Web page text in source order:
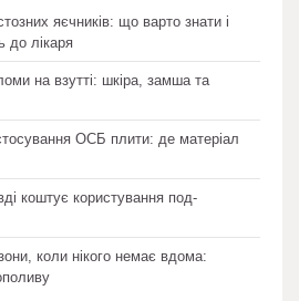
яєчників: що варто знати і
до лікаря
на взутті: шкіра, замша та
ОСБ плити: де матеріал
коштує користування под-
коли нікого немає вдома: